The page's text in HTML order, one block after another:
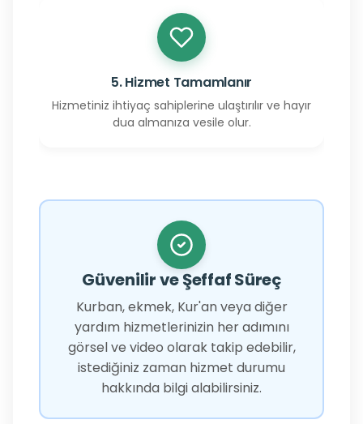
5. Hizmet Tamamlanır
Hizmetiniz ihtiyaç sahiplerine ulaştırılır ve hayır
dua almanıza vesile olur.
Güvenilir ve Şeffaf Süreç
Kurban, ekmek, Kur'an veya diğer
yardım hizmetlerinizin her adımını
görsel ve video olarak takip edebilir,
istediğiniz zaman hizmet durumu
hakkında bilgi alabilirsiniz.